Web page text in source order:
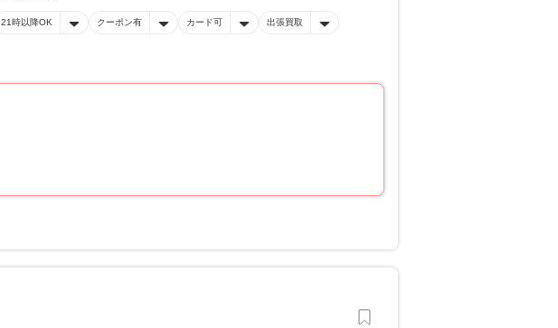
21時以降OK クーポン有 カード可 出張買取